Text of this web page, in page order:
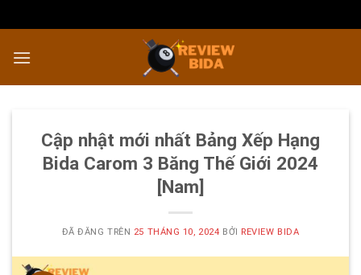
đến
nội
Cập nhật mới nhất Bảng Xếp Hạng
Bida Carom 3 Băng Thế Giới 2024
[Nam]
ĐÃ ĐĂNG TRÊN 25 THÁNG 10, 2024 BỞI REVIEW BIDA